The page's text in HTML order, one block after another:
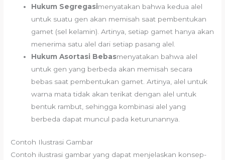
Hukum Segregasimenyatakan bahwa kedua alel
untuk suatu gen akan memisah saat pembentukan
gamet (sel kelamin). Artinya, setiap gamet hanya akan
menerima satu alel dari setiap pasang alel.
Hukum Asortasi Bebasmenyatakan bahwa alel
untuk gen yang berbeda akan memisah secara
bebas saat pembentukan gamet. Artinya, alel untuk
warna mata tidak akan terikat dengan alel untuk
bentuk rambut, sehingga kombinasi alel yang
berbeda dapat muncul pada keturunannya.
Contoh Ilustrasi Gambar
Contoh ilustrasi gambar yang dapat menjelaskan konsep-